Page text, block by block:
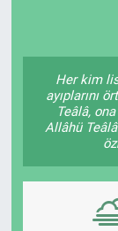
Her kim
ayıplarını
Teâlâ,
Allâhü